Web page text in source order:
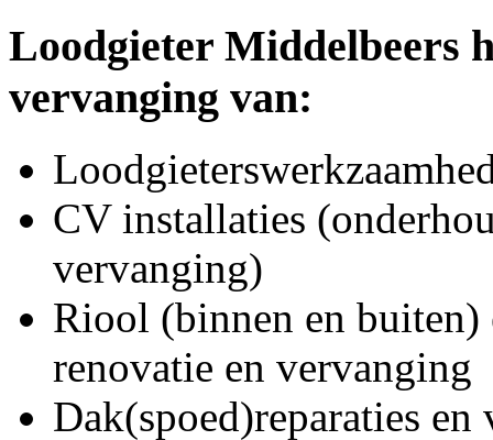
Loodgieter Middelbeers
vervanging van:
CV installaties
vervanging)
Riool (binnen en buiten)
renovatie en vervanging
Dak(spoed)reparaties